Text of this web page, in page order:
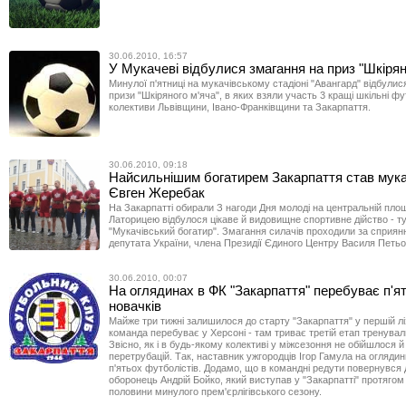
30.06.2010, 16:57
У Мукачеві відбулися змагання на приз
Минулої п'ятниці на мукачівському стадіоні "Авангард"
призи "Шкіряного м'яча", в яких взяли участь 3 кращі шкільні
колективи Львівщини, Івано-Франківщини та Закарпаття.
30.06.2010, 09:18
Найсильнішим богатирем Закарпаття став
Євген Жеребак
На Закарпатті обирали З нагоди Дня молоді на центральній
Латорицею відбулося цікаве й видовищне спортивне дійство -
"Мукачівський богатир". Змагання силачів проходили за
депутата України, члена Президії Єдиного Центру Василя
30.06.2010, 00:07
На оглядинах в ФК "Закарпаття" перебуває
новачків
Майже три тижні залишилося до старту "Закарпаття" у першій
команда перебуває у Херсоні - там триває третій етап
Звісно, як і в будь-якому колективі у міжсезоння не обійшлося
перетрубацій. Так, наставник ужгородців Ігор Гамула на
п'ятьох футболістів. Додамо, що в командні редути повернувся
оборонець Андрій Бойко, який виступав у "Закарпатті" протягом
половини минулого прем'єрлігівського сезону.